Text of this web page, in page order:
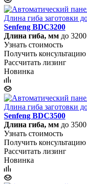
Senfeng BDC3200
Длина гиба, мм до 3200
Узнать стоимость
Получить консультацию
Рассчитать лизинг
Новинка
Senfeng BDC3500
Длина гиба, мм до 3500
Узнать стоимость
Получить консультацию
Рассчитать лизинг
Новинка